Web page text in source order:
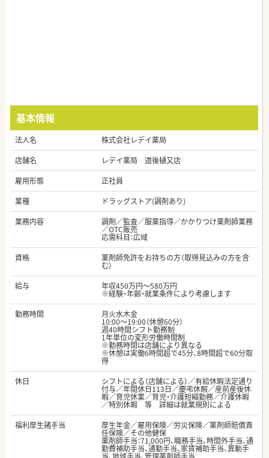
基本情報
法人名
株式会社レデイ薬局
店舗名
レデイ薬局 道後樋又店
雇用形態
正社員
業種
ドラッグストア(調剤あり)
業務内容
調剤／監査／服薬指導／かかりつけ薬剤師業務
／OTC販売
応需科目：広域
資格
薬剤師免許をお持ちの方（取得見込みの方を含
む）
給与
年収450万円～580万円
※経験・年齢・就業条件により考慮します
勤務時間
月火水木金
10:00～19:00（休憩60分）
週40時間シフト勤務制
1年単位の変形労働時間制
※勤務時間は店舗により異なる
※休憩は実働6時間超で45分、8時間超で60分取
得
休日
シフトによる（店舗による）／有給休暇法定通り
付与／年間休日113日／慶弔休暇／産前産後休
暇／育児休業／育児・介護短縮勤務／介護休暇
／特別休暇 等 詳細は就業規則による
福利厚生諸手当
厚生年金／雇用保険／労災保険／薬剤師賠償責
任保険／その他健保
薬剤師手当：71,000円、職務手当、時間外手当、通
勤費補助手当、通勤手当、家賃補助手当、異動手